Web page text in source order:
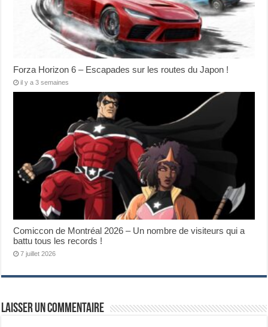
Forza Horizon 6 – Escapades sur les routes du Japon !
il y a 3 semaines
Comiccon de Montréal 2026 – Un nombre de visiteurs qui a
battu tous les records !
7 juillet 2026
Laisser un commentaire